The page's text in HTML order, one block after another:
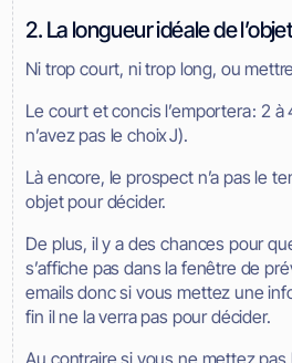
2. La longueur idéale de
Ni trop court, ni trop long, ou
Le court et concis l’emportera : 2
n’avez pas le choix J).
Là encore, le prospect n’a pas le
objet pour décider.
De plus, il y a des chances pour
s’affiche pas dans la fenêtre de
emails donc si vous mettez une
fin il ne la verra pas pour décider.
Au contraire si vous ne mettez